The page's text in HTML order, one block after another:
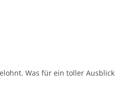
Was für ein toller Ausblick